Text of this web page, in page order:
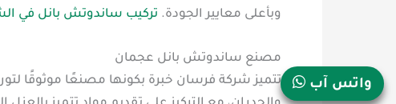
وبأعلى معايير الجودة. تركيب ساندوتش بانل في
مصنع ساندوتش بانل عجمان
تتميز شركة فرسان خبرة بكونها مصنعًا موثوقًا
واتس آب